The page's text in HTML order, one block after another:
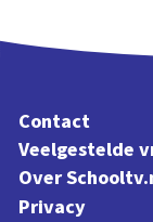
Contact
Veelgestelde
Over
Privacy